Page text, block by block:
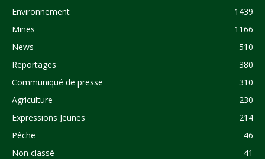
Environnement
1439
Mines
1166
News
510
Reportages
380
Communiqué de presse
310
Agriculture
230
Expressions Jeunes
214
Pêche
46
Non classé
41